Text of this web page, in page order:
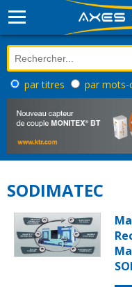
par titres par mots-
SODIMATEC